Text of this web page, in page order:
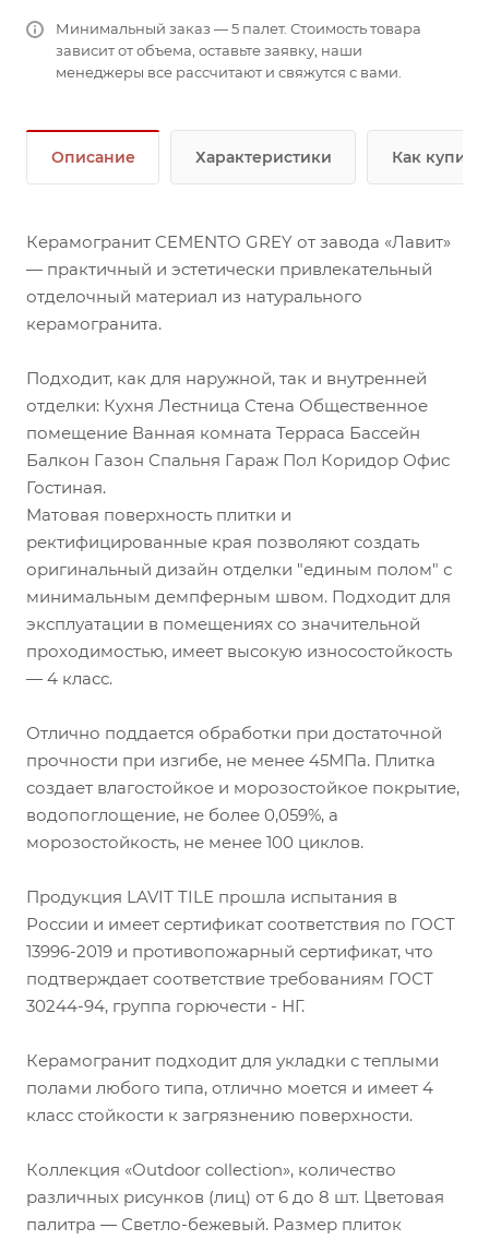
Минимальный заказ — 5 палет. Стоимость товара
зависит от объема, оставьте заявку, наши
менеджеры все рассчитают и свяжутся с вами.
Описание Характеристики Как купить
Керамогранит CEMENTO GREY от завода «Лавит»
— практичный и эстетически привлекательный
отделочный материал из натурального
керамогранита.
Подходит, как для наружной, так и внутренней
отделки: Кухня Лестница Стена Общественное
помещение Ванная комната Терраса Бассейн
Балкон Газон Спальня Гараж Пол Коридор Офис
Гостиная.
Матовая поверхность плитки и
ректифицированные края позволяют создать
оригинальный дизайн отделки "единым полом" с
минимальным демпферным швом. Подходит для
эксплуатации в помещениях со значительной
проходимостью, имеет высокую износостойкость
— 4 класс.
Отлично поддается обработки при достаточной
прочности при изгибе, не менее 45МПа. Плитка
создает влагостойкое и морозостойкое покрытие,
водопоглощение, не более 0,059%, а
морозостойкость, не менее 100 циклов.
Продукция LAVIT TILE прошла испытания в
России и имеет сертификат соответствия по ГОСТ
13996-2019 и противопожарный сертификат, что
подтверждает соответствие требованиям ГОСТ
30244-94, группа горючести - НГ.
Керамогранит подходит для укладки с теплыми
полами любого типа, отлично моется и имеет 4
класс стойкости к загрязнению поверхности.
Коллекция «Outdoor collection», количество
различных рисунков (лиц) от 6 до 8 шт. Цветовая
палитра — Светло-бежевый. Размер плиток